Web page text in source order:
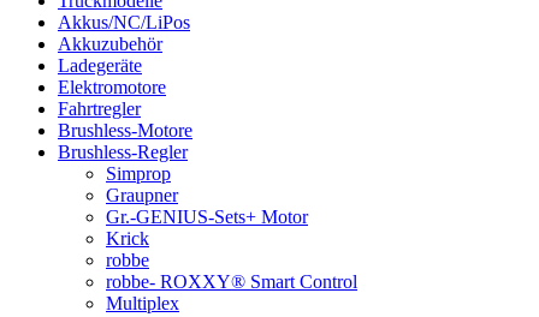
Akkus/NC/LiPos
Akkuzubehör
Ladegeräte
Elektromotore
Fahrtregler
Brushless-Motore
Brushless-Regler
Simprop
Graupner
Gr.-GENIUS-Sets+ Motor
Krick
robbe
robbe- ROXXY® Smart Control
Multiplex